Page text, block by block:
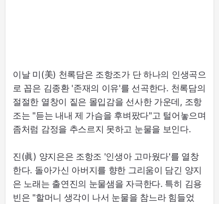
이날 미(美) 천록담은 조항조가 단 하나의 인생곡으
로 꼽은 김종환 '존재의 이유'를 선곡한다. 천록담의
절절한 열창이 짙은 몰입감을 선사한 가운데, 조항
조는 "듣는 내내 제 가슴을 후벼팠다"고 털어놓으며
좀처럼 감정을 추스르지 못하고 눈물을 보인다.
진(眞) 양지은은 조항조 '인생아 고마웠다'를 열창
한다. 돌아가신 아버지를 향한 그리움이 담긴 양지
은 노래는 출연진의 눈물샘을 자극한다. 특히 김용
빈은 "할머니 생각이 나서 눈물을 참느라 힘들었